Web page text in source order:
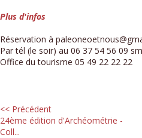
Plus d'infos
Réservation à
Par tél (le soir) au 06 37 54 56 09
Office du tourisme 05 49 22 22 22
<< Précédent
24ème édition d'Archéométrie -
Coll...